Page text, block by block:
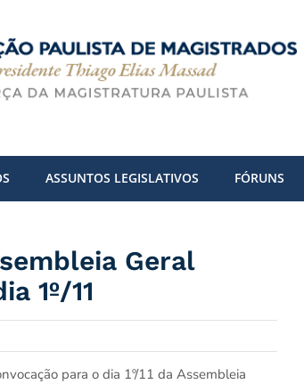
ASSUNTOS LEGISLATIVOS FÓRUNS
Geral
1º/11
para o dia 1º/11 da Assembleia